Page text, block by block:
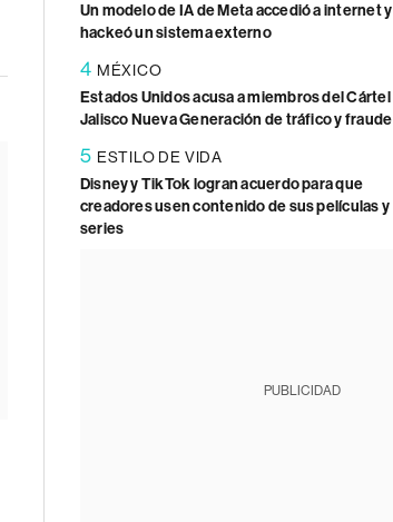
Un modelo de IA de Meta accedió a internet y
hackeó un sistema externo
4 MÉXICO
Estados Unidos acusa a miembros del Cártel
Jalisco Nueva Generación de tráfico y fraude
5 ESTILO DE VIDA
Disney y TikTok logran acuerdo para que
creadores usen contenido de sus películas y
series
PUBLICIDAD